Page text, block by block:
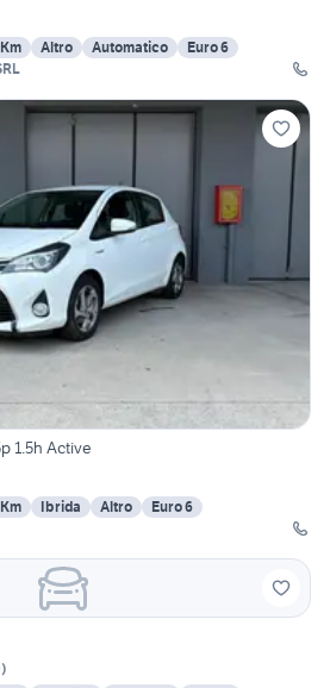
Altro Automatico
Euro 6
1.5h Active
Ibrida Altro
Euro 6
)